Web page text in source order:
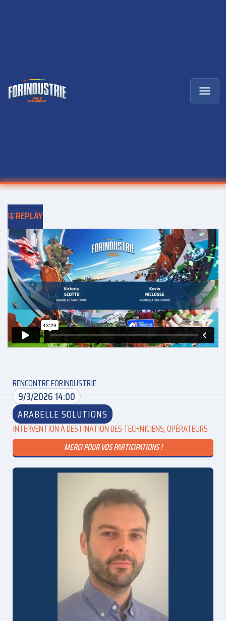
REPLAY
RENCONTRE FORINDUSTRIE
9/3/2026 14:00
ARABELLE SOLUTIONS
INTERVENTION À DESTINATION DES TECHNICIENS, OPÉRATEURS
MERCI POUR VOS PARTICIPATIONS !